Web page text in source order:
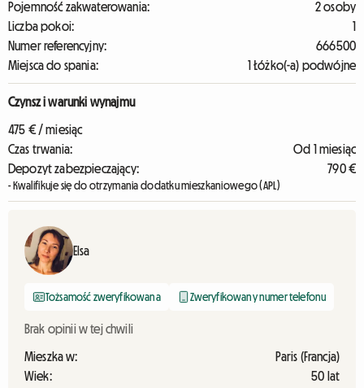
Pojemność zakwaterowania:
2 osoby
Liczba pokoi:
1
Numer referencyjny:
666500
Miejsca do spania:
1 Łóżko(-a) podwójne
Czynsz i warunki wynajmu
475 € / miesiąc
Czas trwania:
Od 1 miesiąc
Depozyt zabezpieczający:
790 €
- Kwalifikuje się do otrzymania dodatku mieszkaniowego (APL)
Elsa
Tożsamość zweryfikowana Zweryfikowany numer telefonu
Brak opinii w tej chwili
Mieszka w:
Paris (Francja)
Wiek:
50 lat